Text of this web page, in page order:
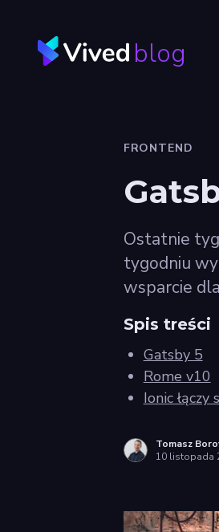
blog
FRONTEND
Ostatnie
tygodniu
wsparcie
Spis treści
Gatsby 5
Rome v10
Ionic łączy
Tomasz
10 listopada